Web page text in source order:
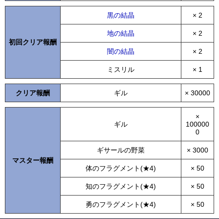
初回クリア報酬
黒の結晶 × 2
地の結晶 × 2
闇の結晶 × 2
ミスリル × 1
クリア報酬 ギル × 30000
マスター報酬
ギル
×
100000
0
ギサールの野菜 × 3000
体のフラグメント(★4) × 50
知のフラグメント(★4) × 50
勇のフラグメント(★4) × 50